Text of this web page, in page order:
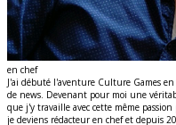
en chef
J'ai débuté l'aventure Culture Games
de news. Devenant pour moi une
que j'y travaille avec cette même
je deviens rédacteur en chef et depuis